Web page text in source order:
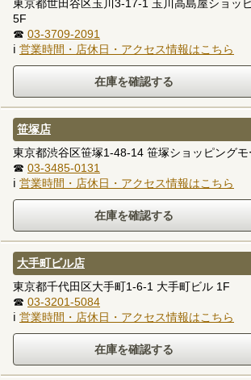
東京都世田谷区玉川3-17-1 玉川高島屋ショッ
5F
☎ 03-3709-2091
ℹ 営業時間・店休日・アクセス情報はこちら
笹塚店
東京都渋谷区笹塚1-48-14 笹塚ショッピングモ
☎ 03-3485-0131
ℹ 営業時間・店休日・アクセス情報はこちら
大手町ビル店
東京都千代田区大手町1-6-1 大手町ビル 1F
☎ 03-3201-5084
ℹ 営業時間・店休日・アクセス情報はこちら